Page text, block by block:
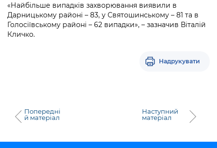
«Найбільше випадків захворювання виявили в
Дарницькому районі – 83, у Святошинському – 81 та в
Голосіївському районі – 62 випадки», – зазначив Віталій
Кличко.
Надрукувати
Попередні
й матеріал
Наступний
матеріал